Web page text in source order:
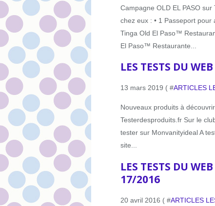
Campagne OLD EL PASO
chez eux : • 1 Passeport
Tinga Old El Paso™
El Paso™ Restaurante...
LES TESTS DU
13 mars 2019 ( #ARTICLES
Nouveaux produits à
Testerdesproduits.fr Sur le
tester sur Monvanityideal A
site...
LES TESTS DU
17/2016
20 avril 2016 ( #ARTICLES